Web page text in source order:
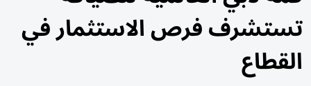
تستشرف فرص الاستثمار في
القطاع